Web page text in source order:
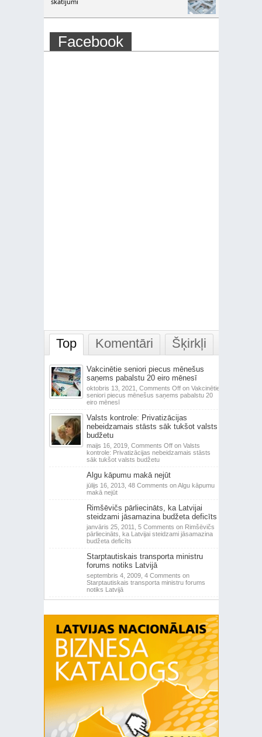
Facebook
Top Komentāri Šķirkļi
Vakcinētie seniori piecus mēnešus
saņems pabalstu 20 eiro mēnesī
oktobris 13, 2021, Comments Offon Vakcinētie
seniori piecus mēnešus saņems pabalstu 20
eiro mēnesī
Valsts kontrole: Privatizācijas
nebeidzamais stāsts sāk tukšot valsts
budžetu
maijs 16, 2019, Comments Offon Valsts
kontrole: Privatizācijas nebeidzamais stāsts
sāk tukšot valsts budžetu
Algu kāpumu makā nejūt
jūlijs 16, 2013, 48 Comments on Algu kāpumu
makā nejūt
Rimšēvičs pārliecināts, ka Latvijai
steidzami jāsamazina budžeta deficīts
janvāris 25, 2011, 5 Comments on Rimšēvičs
pārliecināts, ka Latvijai steidzami jāsamazina
budžeta deficīts
Starptautiskais transporta ministru
forums notiks Latvijā
septembris 4, 2009, 4 Comments on
Starptautiskais transporta ministru forums
notiks Latvijā